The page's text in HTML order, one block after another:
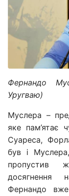
Фернандо
Уругваю)
Муслера –
яке пам’ятає
Суареса,
був і
пропустив
досягнення
Фернандо